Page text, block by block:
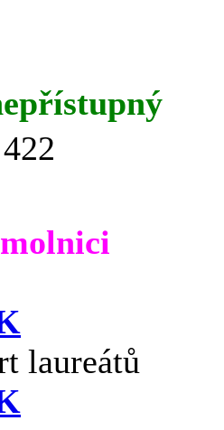
laureátů